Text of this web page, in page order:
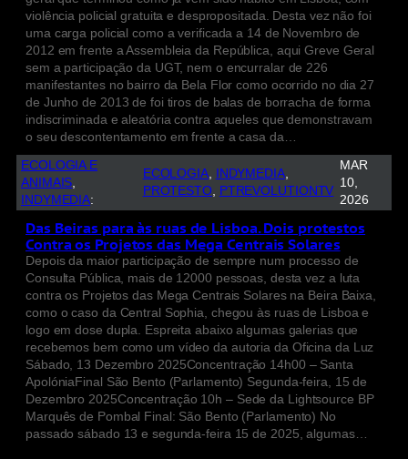
violência policial gratuita e despropositada. Desta vez não foi
uma carga policial como a verificada a 14 de Novembro de
2012 em frente a Assembleia da República, aqui Greve Geral
sem a participação da UGT, nem o encurralar de 226
manifestantes no bairro da Bela Flor como ocorrido no dia 27
de Junho de 2013 de foi tiros de balas de borracha de forma
indiscriminada e aleatória contra aqueles que demonstravam
o seu descontentamento em frente a casa da…
ECOLOGIA E
ANIMAIS
INDYMEDIA:
ECOLOGIA, INDYMEDIA
PROTESTO, PTREVOLUTIONTV
MAR
10,
2026
Das Beiras para às ruas de Lisboa. Dois protestos
Contra os Projetos das Mega Centrais Solares
Depois da maior participação de sempre num processo de
Consulta Pública, mais de 12000 pessoas, desta vez a luta
contra os Projetos das Mega Centrais Solares na Beira Baixa,
como o caso da Central Sophia, chegou às ruas de Lisboa e
logo em dose dupla. Espreita abaixo algumas galerias que
recebemos bem como um vídeo da autoria da Oficina da Luz
Sábado, 13 Dezembro 2025Concentração 14h00 – Santa
ApolóniaFinal São Bento (Parlamento) Segunda-feira, 15 de
Dezembro 2025Concentração 10h – Sede da Lightsource BP
Marquês de Pombal Final: São Bento (Parlamento) No
passado sábado 13 e segunda-feira 15 de 2025, algumas…